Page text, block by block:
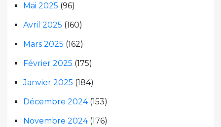
Mai 2025 (96)
Avril 2025 (160)
Mars 2025 (162)
Février 2025 (175)
Janvier 2025 (184)
Décembre 2024(153)
Novembre 2024(176)